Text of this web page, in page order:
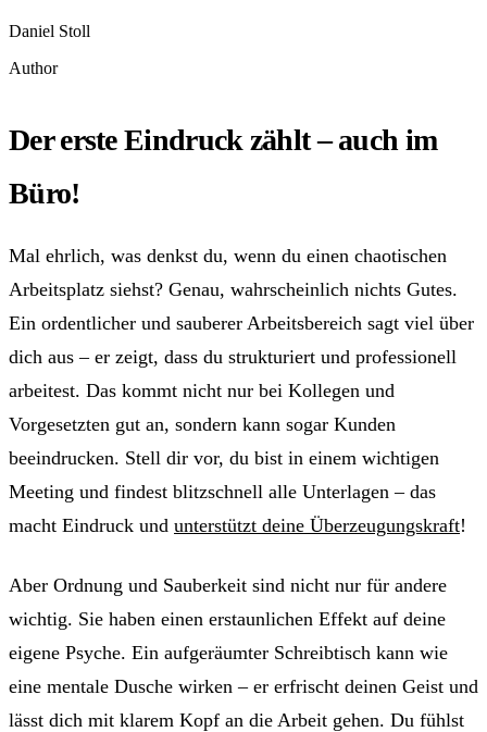
Daniel Stoll
Author
Der erste Eindruck zählt – auch im
Büro!
Mal ehrlich, was denkst du, wenn du einen chaotischen
Arbeitsplatz siehst? Genau, wahrscheinlich nichts Gutes.
Ein ordentlicher und sauberer Arbeitsbereich sagt viel über
dich aus – er zeigt, dass du strukturiert und professionell
arbeitest. Das kommt nicht nur bei Kollegen und
Vorgesetzten gut an, sondern kann sogar Kunden
beeindrucken. Stell dir vor, du bist in einem wichtigen
Meeting und findest blitzschnell alle Unterlagen – das
macht Eindruck und unterstützt deine Überzeugungskraft!
Aber Ordnung und Sauberkeit sind nicht nur für andere
wichtig. Sie haben einen erstaunlichen Effekt auf deine
eigene Psyche. Ein aufgeräumter Schreibtisch kann wie
eine mentale Dusche wirken – er erfrischt deinen Geist und
lässt dich mit klarem Kopf an die Arbeit gehen. Du fühlst